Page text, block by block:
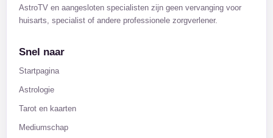
AstroTV en aangesloten specialisten zijn geen vervanging voor
huisarts, specialist of andere professionele zorgverlener.
Snel naar
Startpagina
Astrologie
Tarot en kaarten
Mediumschap